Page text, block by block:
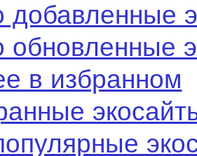
добавленные
обновленные
в избранном